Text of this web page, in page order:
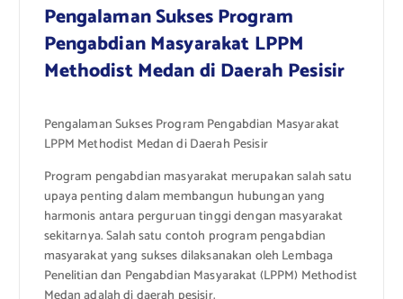
Pengalaman Sukses Program
Pengabdian Masyarakat LPPM
Methodist Medan di Daerah Pesisir
Pengalaman Sukses Program Pengabdian Masyarakat
LPPM Methodist Medan di Daerah Pesisir
Program pengabdian masyarakat merupakan salah satu
upaya penting dalam membangun hubungan yang
harmonis antara perguruan tinggi dengan masyarakat
sekitarnya. Salah satu contoh program pengabdian
masyarakat yang sukses dilaksanakan oleh Lembaga
Penelitian dan Pengabdian Masyarakat (LPPM) Methodist